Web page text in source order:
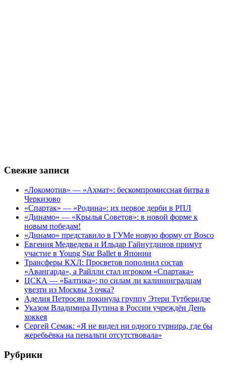
Свежие записи
«Локомотив» — «Ахмат»: бескомпромиссная битва в
Черкизово
«Спартак» — «Родина»: их первое дерби в РПЛ
«Динамо» — «Крылья Советов»: в новой форме к
новым победам!
«Динамо» представило в ГУМе новую форму от Bosco
Евгения Медведева и Ильдар Гайнутдинов примут
участие в Young Star Ballet в Японии
Трансферы КХЛ: Просветов пополнил состав
«Авангарда», а Райлли стал игроком «Спартака»
ЦСКА — «Балтика»: по силам ли калининградцам
увезти из Москвы 3 очка?
Аделия Петросян покинула группу Этери Тутберидзе
Указом Владимира Путина в России учреждён День
хоккея
Сергей Семак: «Я не видел ни одного турнира, где бы
жеребьёвка на пенальти отсутствовала»
Рубрики